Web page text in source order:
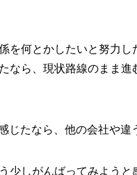
を何とかしたいと努力
なら、現状路線のまま
じたなら、他の会社や違
少しがんばってみよう